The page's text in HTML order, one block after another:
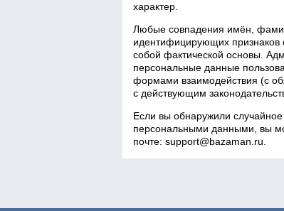
характер.
Любые совпадения имён,
идентифицирующих
собой фактической основы.
персональные данные
формами взаимодействия (с
с действующим
Если вы обнаружили
персональными данными, вы
почте:support@bazaman.ru